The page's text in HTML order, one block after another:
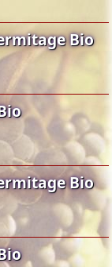
Bio
Bio